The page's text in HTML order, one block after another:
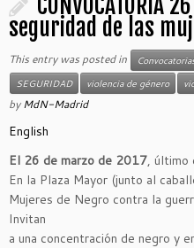
seguridad de las
This entry was posted in
SEGURIDAD
violencia de género
byMdN-Madrid
English
El 26 de marzo de 2017, último
En la Plaza Mayor (junto al
Mujeres de Negro contra la
Invitan
a una concentración de negro y